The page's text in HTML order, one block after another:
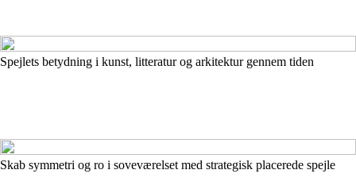
Spejlets betydning i kunst, litteratur og arkitektur gennem tiden
Skab symmetri og ro i soveværelset med strategisk placerede spejle